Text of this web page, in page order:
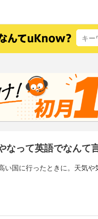
なって英語でなんて
い国に行ったときに。天気